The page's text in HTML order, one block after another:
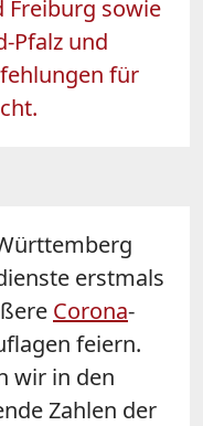
Freiburg sowie
Pfalz und
für
erstmals
Corona-
feiern.
wir in den
Zahlen der